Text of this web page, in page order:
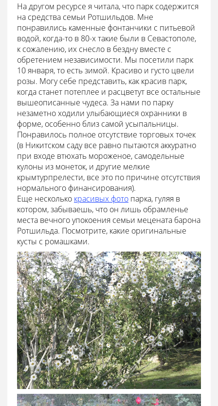
На другом ресурсе я читала, что парк содержится
на средства семьи Ротшильдов. Мне
понравились каменные фонтанчики с питьевой
водой, когда-то в 80-х такие были в Севастополе,
к сожалению, их снесло в бездну вместе с
обретением независимости. Мы посетили парк
10 января, то есть зимой. Красиво и густо цвели
розы. Могу себе представить, как красив парк,
когда станет потеплее и расцветут все остальные
вышеописанные чудеса. За нами по парку
незаметно ходили улыбающиеся охранники в
форме, особенно близ самой усыпальницы.
Понравилось полное отсутствие торговых точек
(в Никитском саду все равно пытаются аккуратно
при входе втюхать мороженое, самодельные
кулоны из монеток, и другие мелкие
крымтурпрелести, все это по причине отсутствия
нормального финансирования).
Еще несколько красивых фото парка, гуляя в
котором, забываешь, что он лишь обрамленье
места вечного упокоения семьи мецената барона
Ротшильда. Посмотрите, какие оригинальные
кусты с ромашками.